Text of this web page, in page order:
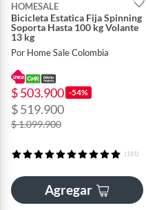
HOMESALE
Bicicleta Estatica Fija Spinning
Soporta Hasta 100 kg Volante
13 kg
Por Home Sale Colombia
$ 503.900 -54%
$ 519.900
$ 1.099.900
(161)
Agregar